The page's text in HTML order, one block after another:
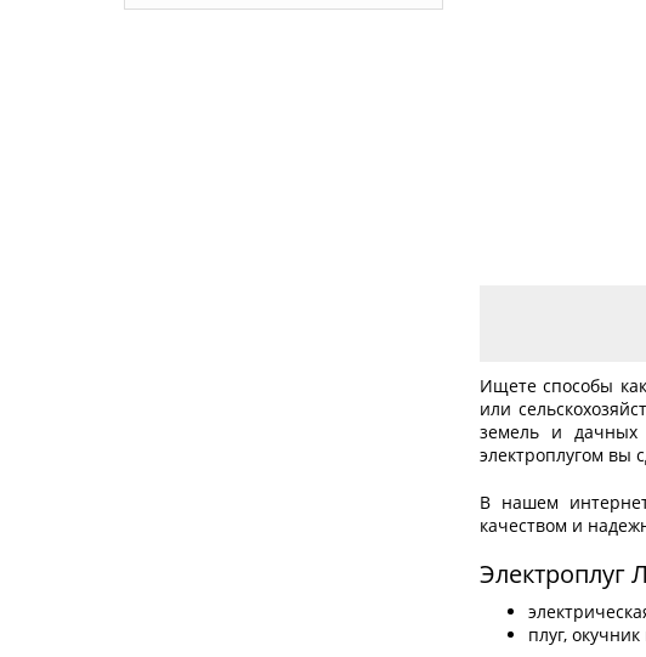
Ищете способы
или
земель и дачных
электроплугом вы
В нашем
качеством и
Электроплуг
плуг,